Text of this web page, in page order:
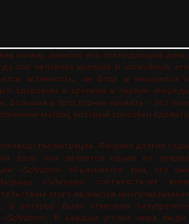
ночью, зависит его последующий день.
сон человека крепкий и спокойный, его
активность, он бодр и находится в
здоровым и крепким в первую очередь
Большая и просторная кровать – это еще
матрац, который способен сделать
матрацев. Фабрика долгие годы
день она является одним из лучших
«Schramm» объясняется тем, что она
«Schramm»
соответствует всем
этого являются многочисленные
в которых было отмечено безупречное
. В каждом уголке мира люди